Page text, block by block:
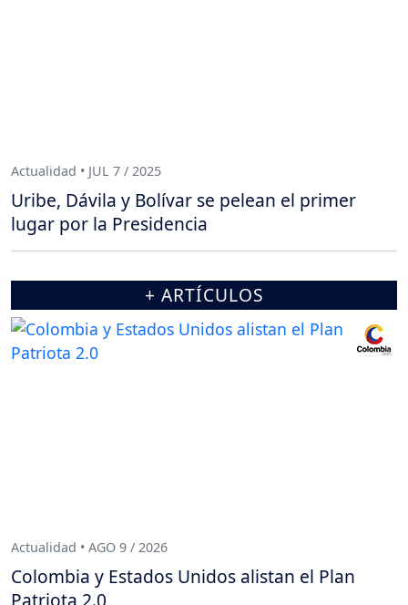
Actualidad • JUL 7 / 2025
Uribe, Dávila y Bolívar se pelean el primer
lugar por la Presidencia
+ ARTÍCULOS
Actualidad • AGO 9 / 2026
Colombia y Estados Unidos alistan el Plan
Patriota 2.0